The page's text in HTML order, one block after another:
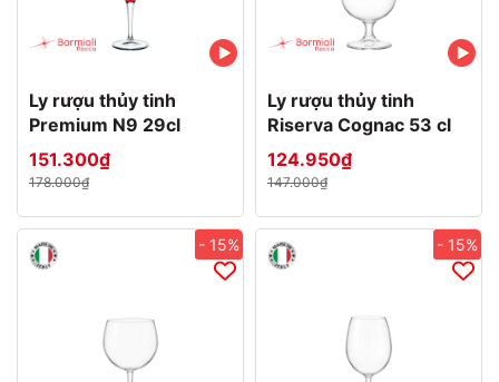
Ly rượu thủy tinh
Premium N9 29cl
151.300₫
178.000₫
Ly rượu thủy tinh
Riserva Cognac 53 cl
124.950₫
147.000₫
- 15% - 15%